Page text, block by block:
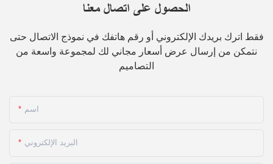
الحصول على اتصال معنا
فقط اترك بريدك الإلكتروني أو رقم هاتفك في نموذج الاتصال حتى
نتمكن من إرسال عرض أسعار مجاني لك لمجموعة واسعة من
التصاميم
اسم
البريد الإلكتروني